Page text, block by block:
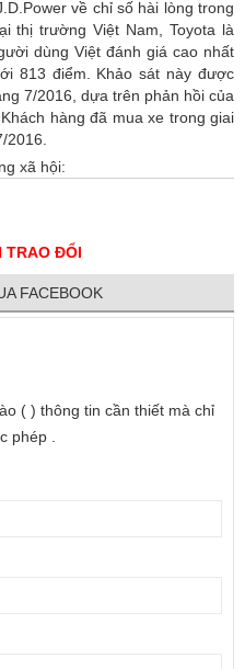
về chỉ số hài lòng trong
thị trường Việt Nam, Toyota là
dùng Việt đánh giá cao nhất
813 điểm. Khảo sát này được
7/2016, dựa trên phản hồi của
hàng đã mua xe trong giai
2016.
xã hội:
TRAO ĐỔI
FACEBOOK
( ) thông tin cần thiết mà chỉ
phép .